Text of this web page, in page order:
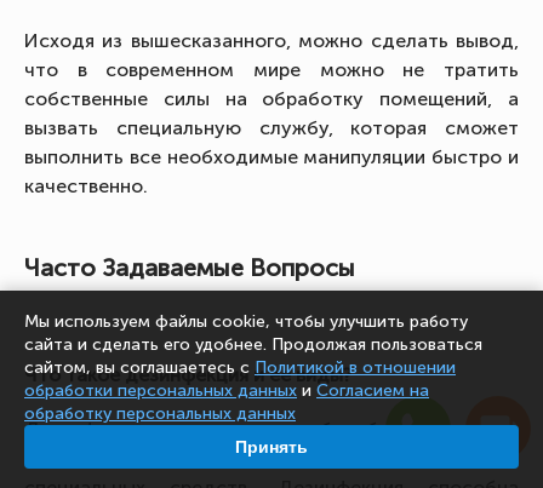
Исходя из вышесказанного, можно сделать вывод,
что в современном мире можно не тратить
собственные силы на обработку помещений, а
вызвать специальную службу, которая сможет
выполнить все необходимые манипуляции быстро и
качественно.
Часто Задаваемые Вопросы
Что такое дезинфекция и ее виды?
Дезинфекция – это способ обеззараживания
помещений и предметов, с использованием
Мы используем файлы cookie, чтобы улучшить работу
сайта и сделать его удобнее. Продолжая пользоваться
сайтом, вы соглашаетесь с Политикой в отношении
обработки персональных данных и Согласием на
обработку персональных данных
Принять